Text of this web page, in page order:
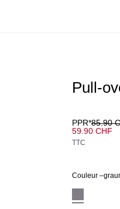
Pull-
PPR*85.90
59.90 CHF
TTC
Couleur –